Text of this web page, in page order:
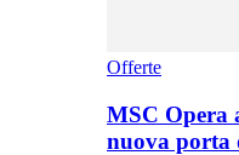
Offerte
MSC Opera
nuova porta